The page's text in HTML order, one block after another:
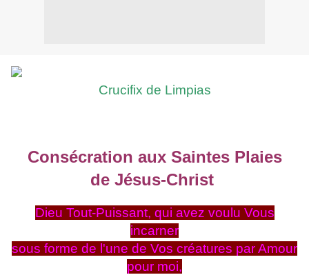
Crucifix de Limpias
Consécration aux Saintes Plaies
de Jésus-Christ
Dieu Tout-Puissant, qui avez voulu Vous
incarner
sous forme de l'une de Vos créatures par Amour
pour moi,